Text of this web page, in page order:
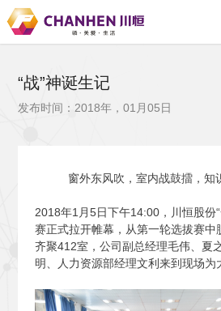
“战”神诞生记
发布时间：2018年，01月05日
窗外东风吹，室内战鼓擂，知
2018年1月5日下午14:00，川恒股份
赛正式拉开帷幕，从第一轮选拔赛中
齐聚412室，公司副总经理毛伟、夏
明、人力资源部经理文利来到现场为